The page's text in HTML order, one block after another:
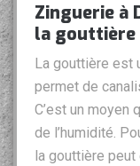
Zinguerie à
la gouttière
La gouttière est
permet de
C’est un moyen
de l’humidité.
la gouttière peut